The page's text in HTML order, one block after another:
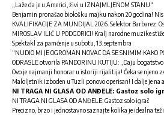
„Laže da je u Americi, živi u IZNAJMLJENOM STANU“
Benjamin pronašao biološku majku nakon 20 godina!
KVALIFIKACIJE ZA MUNDIJAL 2026. Selektor Barbarez:
MIROSLAV ILIĆ U PODGORICI! Kralj narodne muzike
Spektakl za pamćenje u subotu, 13. septembra
“NUDIO MI JE OGROMAN NOVAC DA SE SNIMIM KAKO
ODRASLE otvorila PANDORINU KUTIJU: „Daju
Ovo je najmanji honorar u istoriji rijalitija! Čeka se njeno
Maloljetnik izboden u Tuzli ponovo operisan! I dalje je na
NI TRAGA NI GLASA OD ANĐELE: Gastoz solo
NI TRAGA NI GLASA OD ANĐELE: Gastoz solo igrač
Precizno, brzo i jednostavno saznajte kolika je idealna